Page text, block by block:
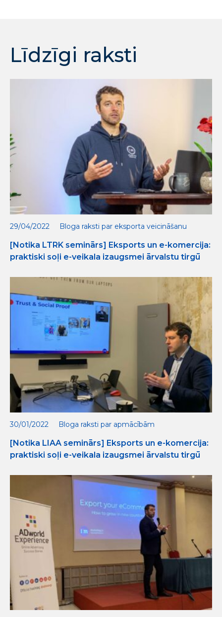
Līdzīgi raksti
29/04/2022 Bloga raksti par eksporta veicināšanu
[Notika LTRK seminārs] Eksports un e-komercija:
praktiski soļi e-veikala izaugsmei ārvalstu tirgū
30/01/2022 Bloga raksti par apmācībām
[Notika LIAA seminārs] Eksports un e-komercija:
praktiski soļi e-veikala izaugsmei ārvalstu tirgū